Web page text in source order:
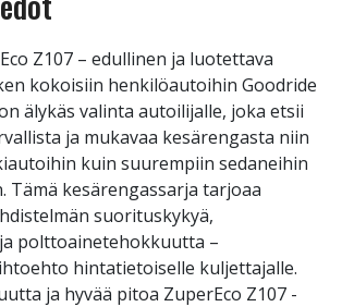
Z107 – edullinen ja luotettava
kokoisiin henkilöautoihin Goodride
älykäs valinta autoilijalle, joka etsii
ja mukavaa kesärengasta niin
kuin suurempiin sedaneihin
Tämä kesärengassarja tarjoaa
suorituskykyä,
polttoainetehokkuutta –
hintatietoiselle kuljettajalle.
ja hyvää pitoa ZuperEco Z107 -